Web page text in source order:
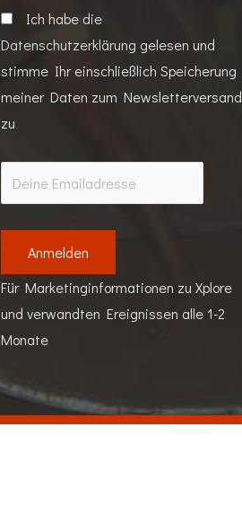
Ich habe die
Datenschutzerklärung gelesen und
stimme Ihr einschließlich Speicherung
meiner Daten zum Newsletterversand
zu
Für Marketinginformationen zu Xplore
und verwandten Ereignissen alle 1-2
Monate